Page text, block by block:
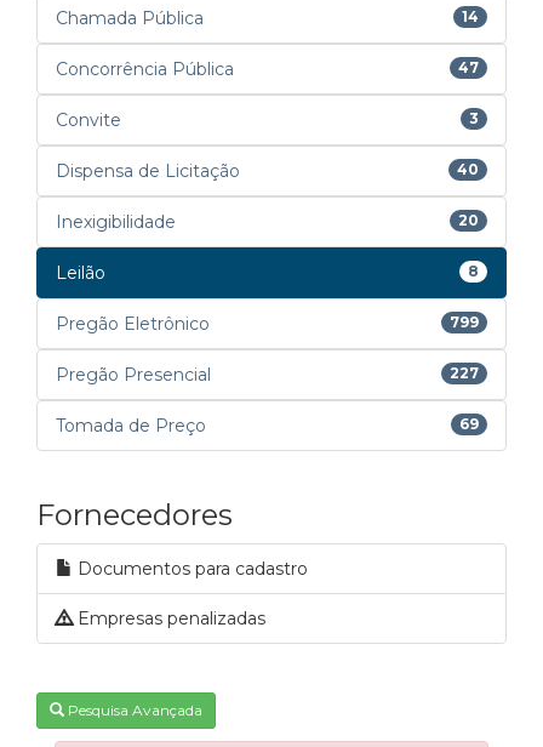
Chamada Pública 14
Concorrência Pública 47
Convite 3
Dispensa de Licitação 40
Inexigibilidade 20
Leilão 8
Pregão Eletrônico 799
Pregão Presencial 227
Tomada de Preço 69
Fornecedores
Documentos para cadastro
Empresas penalizadas
Pesquisa Avançada